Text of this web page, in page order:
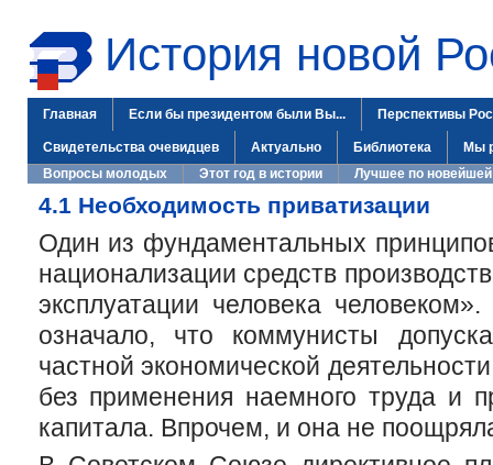
История новой
Главная Если бы президентом были Вы... Перспективы
Свидетельства очевидцев Актуально Библиотека
Мы
Вопросы молодых
Этот год в истории Лучшее по новейшей
4.1 Необходимость приватизации
Один из фундаментальных
национализации средств
эксплуатации человека
означало, что коммунисты
частной экономической
без применения наемного труда и
капитала. Впрочем, и она не